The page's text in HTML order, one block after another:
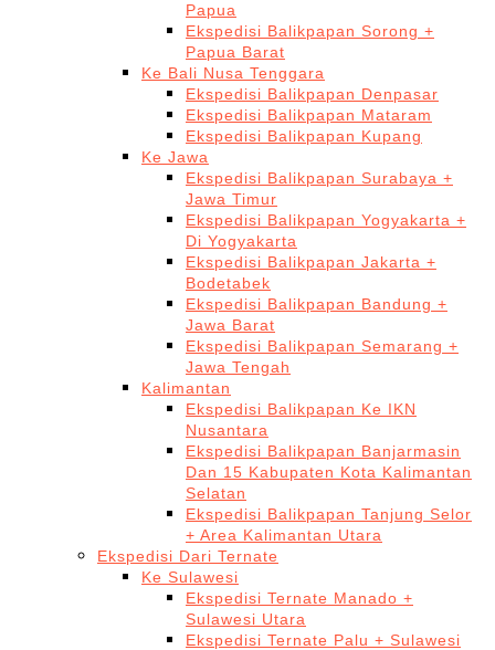
Papua
Ekspedisi Balikpapan Sorong +
Papua Barat
Ke Bali Nusa Tenggara
Ekspedisi Balikpapan Denpasar
Ekspedisi Balikpapan Mataram
Ekspedisi Balikpapan Kupang
Ke Jawa
Ekspedisi Balikpapan Surabaya +
Jawa Timur
Ekspedisi Balikpapan Yogyakarta +
Di Yogyakarta
Ekspedisi Balikpapan Jakarta +
Bodetabek
Ekspedisi Balikpapan Bandung +
Jawa Barat
Ekspedisi Balikpapan Semarang +
Jawa Tengah
Kalimantan
Ekspedisi Balikpapan Ke IKN
Nusantara
Ekspedisi Balikpapan Banjarmasin
Dan 15 Kabupaten Kota Kalimantan
Selatan
Ekspedisi Balikpapan Tanjung Selor
+ Area Kalimantan Utara
Ekspedisi Dari Ternate
Ke Sulawesi
Ekspedisi Ternate Manado +
Sulawesi Utara
Ekspedisi Ternate Palu + Sulawesi